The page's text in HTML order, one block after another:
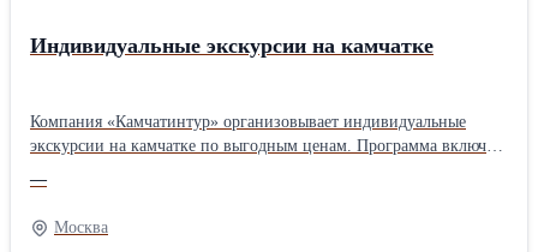
Индивидуальные экскурсии на камчатке
Компания «Камчатинтур» организовывает индивидуальные
экскурсии на камчатке по выгодным ценам. Программа включает
местных деликатесов и общение с представителями коренных
народов. Ознакомиться с предложением более подробно Вы
можете на нашем сайте
—
Москва